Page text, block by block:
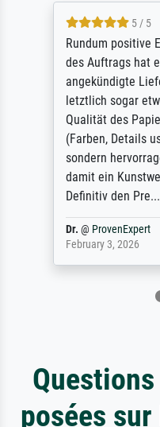
5 / 5
Rundum positive
des Auftrags hat
angekündigte
letztlich sogar
Qualität des
(Farben, Details
sondern
damit ein
Definitiv den Pre...
Dr. @ ProvenExpert
February 3, 2026
posées